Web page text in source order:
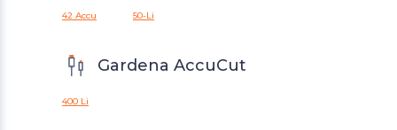
42 Accu 50-Li
Gardena AccuCut
400 Li